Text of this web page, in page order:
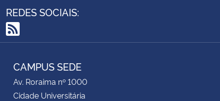
REDES SOCIAIS:
RSS
CAMPUS SEDE
Av. Roraima nº 1000
Cidade Universitária